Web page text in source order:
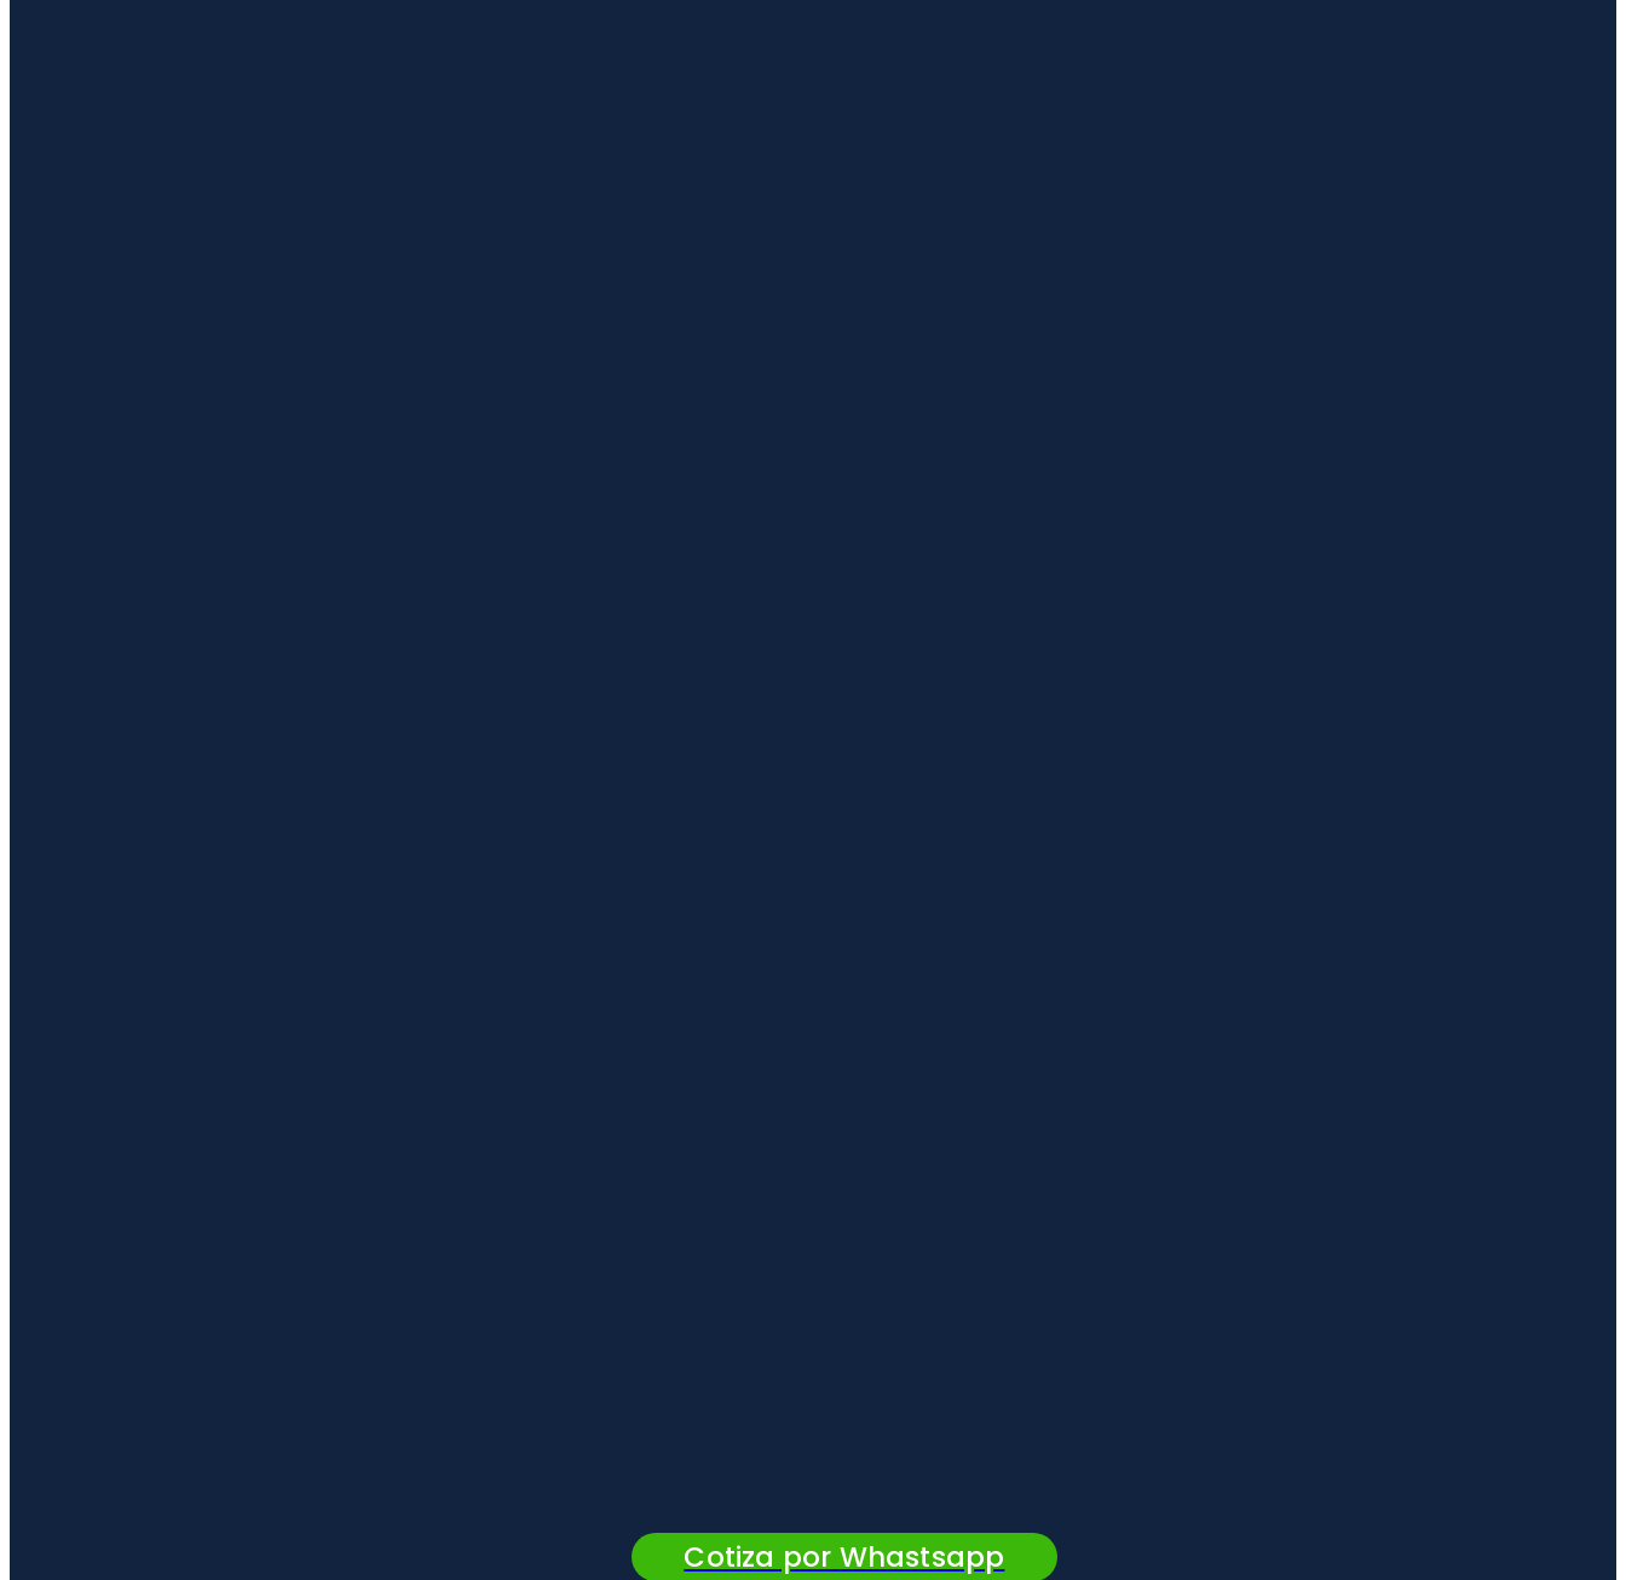
Cotiza por Whastsapp